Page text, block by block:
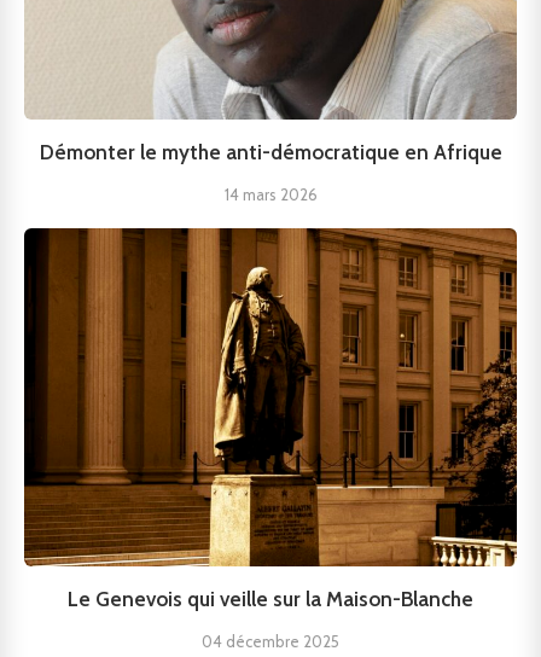
Démonter le mythe anti-démocratique en Afrique
14 mars 2026
Le Genevois qui veille sur la Maison-Blanche
04 décembre 2025